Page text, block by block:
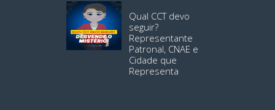
Qual CCT devo
seguir?
Representante
Patronal, CNAE e
Cidade que
Representa